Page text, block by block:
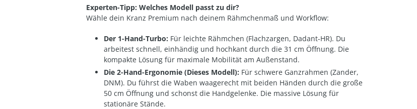
Experten-Tipp: Welches Modell passt zu dir?
Wähle dein Kranz Premium nach deinem Rähmchenmaß und Workflow:
Der 1-Hand-Turbo: Für leichte Rähmchen (Flachzargen, Dadant-HR). Du
arbeitest schnell, einhändig und hochkant durch die 31 cm Öffnung. Die
kompakte Lösung für maximale Mobilität am Außenstand.
Die 2-Hand-Ergonomie (Dieses Modell): Für schwere Ganzrahmen (Zander,
DNM). Du führst die Waben waagerecht mit beiden Händen durch die große
50 cm Öffnung und schonst die Handgelenke. Die massive Lösung für
stationäre Stände.